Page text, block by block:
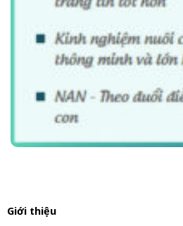
Giới thiệu